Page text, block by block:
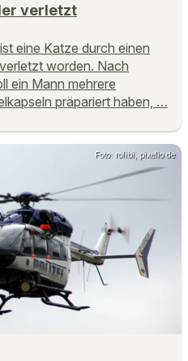
verletzt
eine Katze durch einen
worden. Nach
ein Mann mehrere
präpariert haben, …
Foto: rolibi, pixelio.de